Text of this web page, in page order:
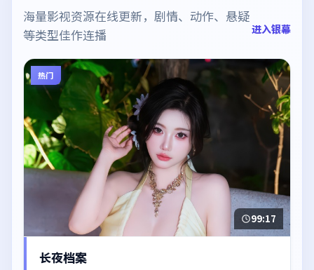
海量影视资源在线更新，剧情、动作、悬疑
等类型佳作连播
进入银幕
热门
99:17
长夜档案